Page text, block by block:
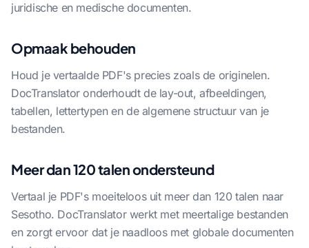
juridische en medische documenten.
Opmaak behouden
Houd je vertaalde PDF's precies zoals de originelen.
DocTranslator onderhoudt de lay-out, afbeeldingen,
tabellen, lettertypen en de algemene structuur van je
bestanden.
Meer dan 120 talen ondersteund
Vertaal je PDF's moeiteloos uit meer dan 120 talen naar
Sesotho. DocTranslator werkt met meertalige bestanden
en zorgt ervoor dat je naadloos met globale documenten